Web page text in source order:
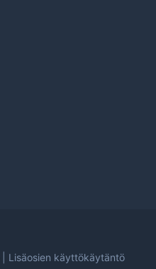
Lisäosien käyttökäytäntö